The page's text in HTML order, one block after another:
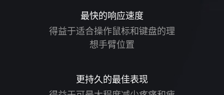
最快的响应速度
得益于适合操作鼠标和键盘的理
想手臂位置
更持久的最佳表现